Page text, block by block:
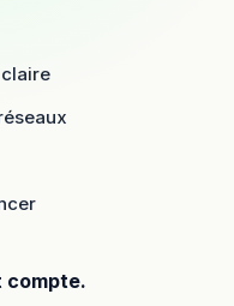
compte.